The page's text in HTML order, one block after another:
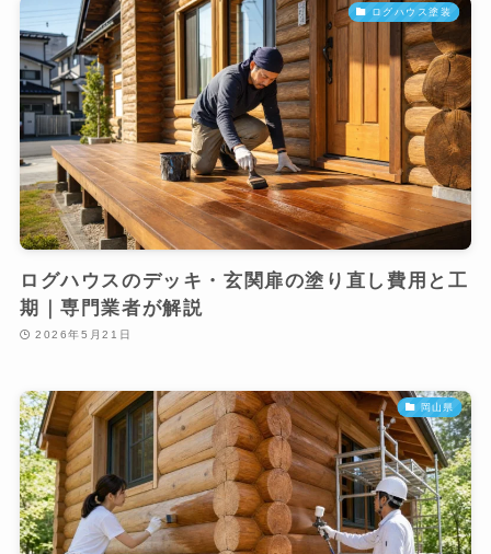
ログハウス塗装
ログハウスのデッキ・玄関扉の塗り直し費用と工
期｜専門業者が解説
2026年5月21日
岡山県